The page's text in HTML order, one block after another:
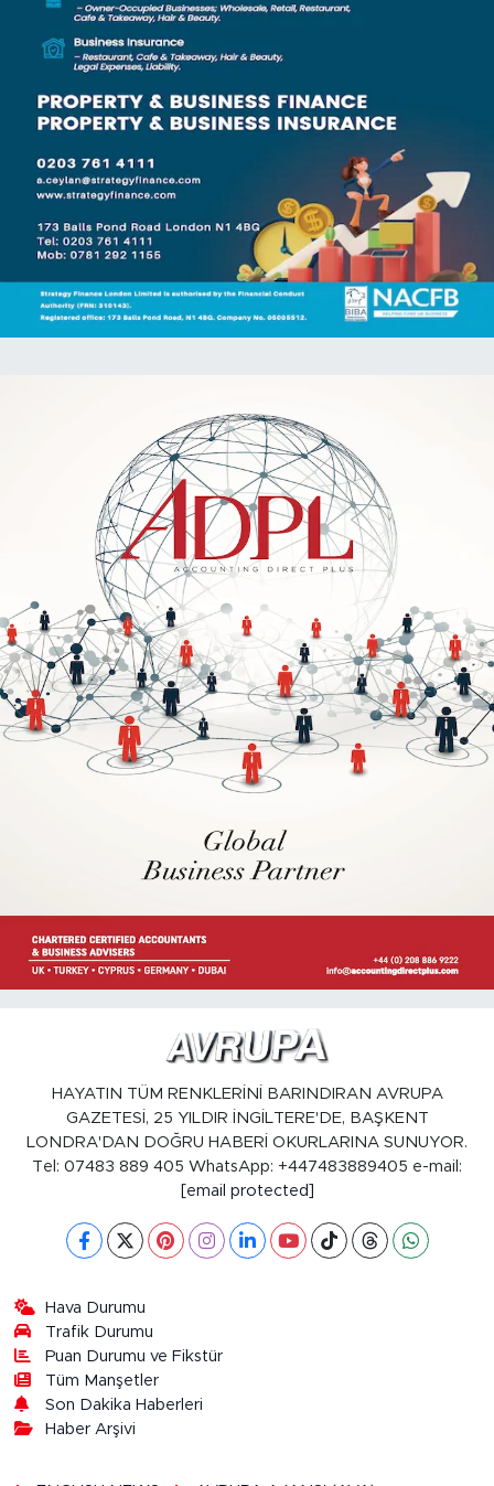
HAYATIN TÜM RENKLERİNİ BARINDIRAN AVRUPA
GAZETESİ, 25 YILDIR İNGİLTERE'DE, BAŞKENT
LONDRA'DAN DOĞRU HABERİ OKURLARINA SUNUYOR.
Tel: 07483 889 405 WhatsApp: +447483889405 e-mail:
[email protected]
Hava Durumu
Trafik Durumu
Puan Durumu ve Fikstür
Tüm Manşetler
Son Dakika Haberleri
Haber Arşivi